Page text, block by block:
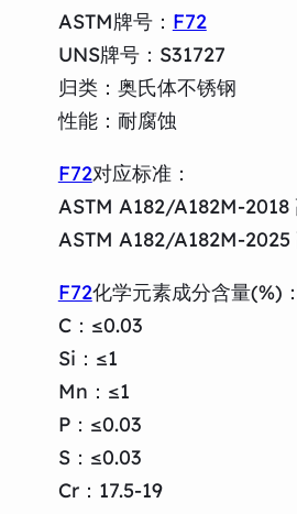
ASTM牌号： F72
UNS牌号：S31727
归类：奥氏体不锈钢
性能：耐腐蚀
F72对应标准：
ASTM A182/A182M-2018
ASTM A182/A182M-2025
F72化学元素成分含量(%)：
C：≤0.03
Si：≤1
Mn：≤1
P：≤0.03
S：≤0.03
Cr：17.5-19